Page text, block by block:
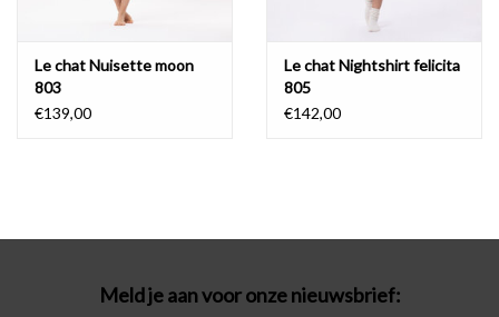
Le chat Nuisette moon
803
€139,00
Le chat Nightshirt felicita
805
€142,00
Meld je aan voor onze nieuwsbrief: